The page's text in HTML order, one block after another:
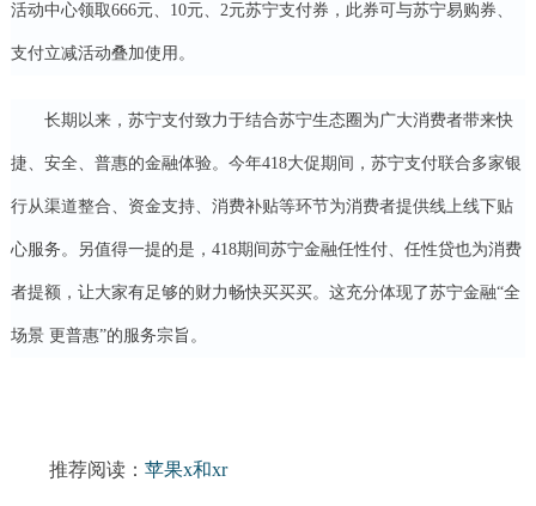
活动中心领取666元、10元、2元苏宁支付券，此券可与苏宁易购券、
支付立减活动叠加使用。
长期以来，苏宁支付致力于结合苏宁生态圈为广大消费者带来快
捷、安全、普惠的金融体验。今年418大促期间，苏宁支付联合多家银
行从渠道整合、资金支持、消费补贴等环节为消费者提供线上线下贴
心服务。另值得一提的是，418期间苏宁金融任性付、任性贷也为消费
者提额，让大家有足够的财力畅快买买买。这充分体现了苏宁金融“全
场景 更普惠”的服务宗旨。
推荐阅读： 苹果x和xr